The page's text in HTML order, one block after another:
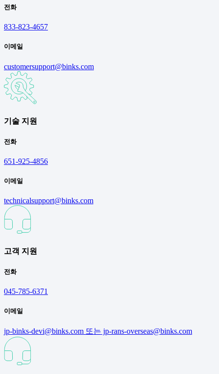
전화
833-823-4657
이메일
customersupport@binks.com
기술 지원
전화
651-925-4856
이메일
technicalsupport@binks.com
고객 지원
전화
045-785-6371
이메일
jp-binks-devi@binks.com 또는 jp-rans-overseas@binks.com